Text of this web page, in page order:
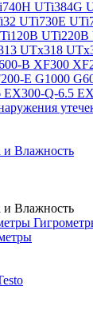
UTi384G
UTi730E
UTi220B
UTx318
B XF300
E G1000
EX300-Q-6.5
и Влажность
и Влажность